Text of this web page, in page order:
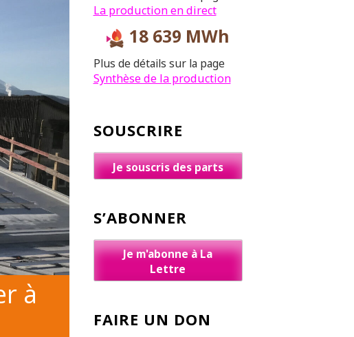
à
La production en direct
18 639 MWh
Plus de détails sur la page
Synthèse de la production
SOUSCRIRE
Je souscris des parts
S’ABONNER
Je m'abonne à La
Lettre
FAIRE UN DON